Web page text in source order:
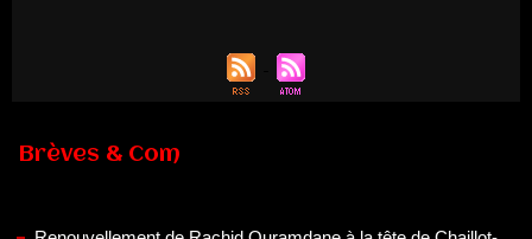
Brèves & Com
05/08/2026